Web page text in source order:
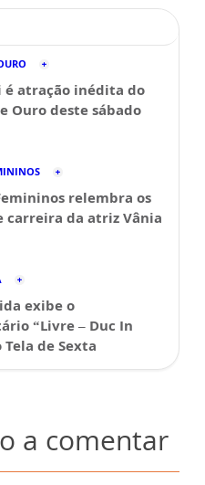
é atração inédita do
Ouro deste sábado
relembra os
carreira da atriz Vânia
exibe o
“Livre – Duc In
de Sexta
a comentar